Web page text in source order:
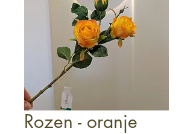
Rozen - oranje